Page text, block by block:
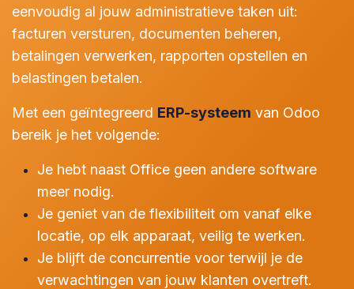
eenvoudig al jouw administratieve taken uit:
facturen versturen, documenten beheren,
betalingen verwerken, rapporten opstellen en
belastingen betalen.
Met een geïntegreerd ERP-systeem van Odoo
bereik je het volgende:
Je hebt naast Office geen andere software
meer nodig.
Je geniet van de flexibiliteit om vanaf elke
locatie, op elk apparaat, veilig te werken.
Je blijft de concurrentie voor terwijl je de
verwachtingen van jouw klanten overtreft.